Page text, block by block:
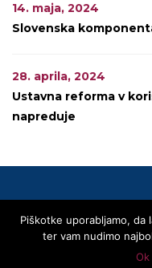
14. maja, 2024
Slovenska
28. aprila, 2024
Ustavna reforma v
napreduje
© 2020
Piškotke uporabljamo, da
ter vam nudimo
Ok